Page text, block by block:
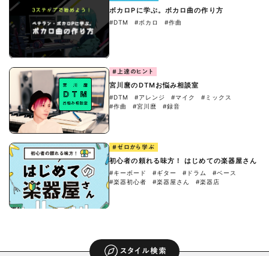
ボカロPに学ぶ。ボカロ曲の作り方
#DTM #ボカロ #作曲
#上達のヒント
宮川麿のDTMお悩み相談室
#DTM #アレンジ #マイク
#ミックス
#作曲
#宮川麿 #録音
#ゼロから学ぶ
初心者の頼れる味方！ はじめての楽器屋さん
#キーボード #ギター #ドラム
#ベース
#楽器初心者
#楽器屋さん #楽器店
スタイル検索